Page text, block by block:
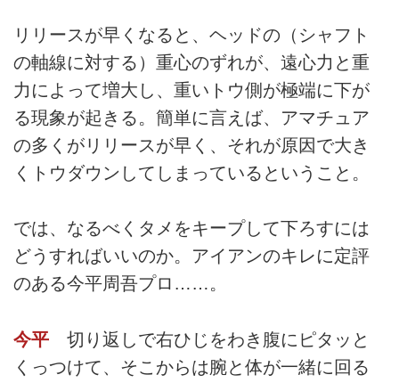
リリースが早くなると、ヘッドの（シャフト
の軸線に対する）重心のずれが、遠心力と重
力によって増大し、重いトウ側が極端に下が
る現象が起きる。簡単に言えば、アマチュア
の多くがリリースが早く、それが原因で大き
くトウダウンしてしまっているということ。
では、なるべくタメをキープして下ろすには
どうすればいいのか。アイアンのキレに定評
のある今平周吾プロ……。
今平 切り返しで右ひじをわき腹にピタッと
くっつけて、そこからは腕と体が一緒に回る